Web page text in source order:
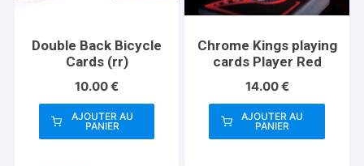
Double Back Bicycle
Cards (rr)
10.00€
AJOUTER AU
PANIER
Chrome Kings playing
cards Player Red
14.00€
AJOUTER AU
PANIER